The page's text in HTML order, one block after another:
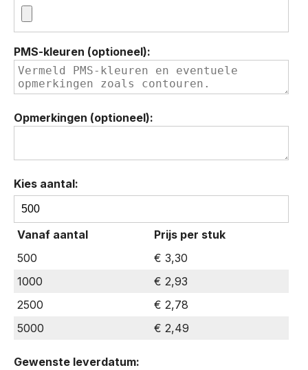
PMS-kleuren (optioneel):
Opmerkingen (optioneel):
Kies aantal:
BIC®
4
Colours
Rainbow
balpen
hoeveelheid
Vanaf aantal
Prijs per stuk
500
€ 3,30
1000
€ 2,93
2500
€ 2,78
5000
€ 2,49
Gewenste leverdatum: